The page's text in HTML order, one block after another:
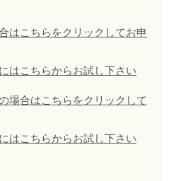
はこちらをクリックしてお申
はこちらからお試し下さい
場合はこちらをクリックして
はこちらからお試し下さい